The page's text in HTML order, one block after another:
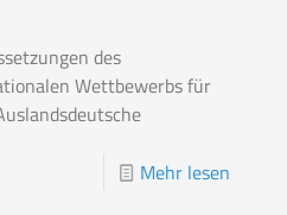
des
Wettbewerbs für
Mehr lesen